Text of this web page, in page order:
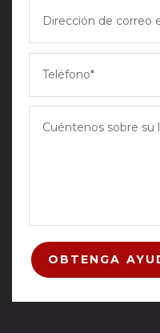
OBTENGA